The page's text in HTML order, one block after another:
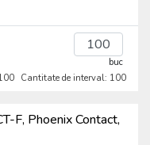
buc
Cantitate de interval: 100
F, Phoenix Contact,